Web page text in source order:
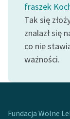
fraszek
Tak się
znalazł się
co nie
ważności.
Fundacja Wolne